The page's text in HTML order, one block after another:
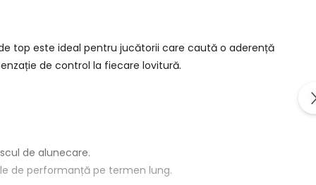
top este ideal pentru jucătorii care caută o aderență
de control la fiecare lovitură.
de alunecare.
de performanță pe termen lung.